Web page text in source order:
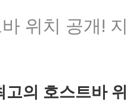
위치 공개!
고의 호스트바